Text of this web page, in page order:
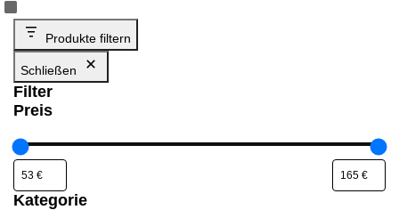
Produkte filtern
Schließen
Filter
Preis
Kategorie